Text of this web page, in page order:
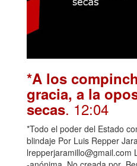
*A los
gracia, a la
secas. 12:04
*Todo el poder del Estado
blindaje Por Luis Repper
lrepperjaramillo@gmail.com